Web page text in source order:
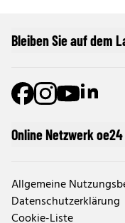
Online Netzwerk oe24
Allgemeine
Datenschutzerklärung
Cookie-Liste
Bleiben Sie auf dem